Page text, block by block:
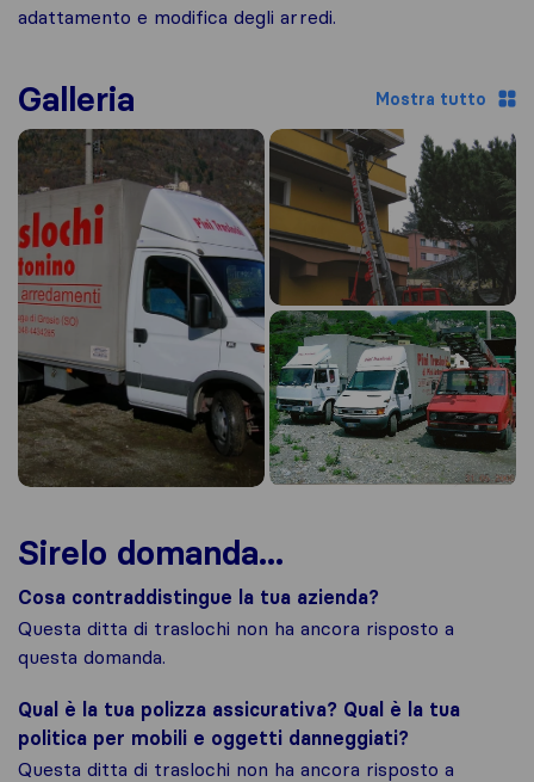
adattamento e modifica degli arredi.
Galleria Mostra tutto
Sirelo domanda...
Cosa contraddistingue la tua azienda?
Questa ditta di traslochi non ha ancora risposto a
questa domanda.
Qual è la tua polizza assicurativa? Qual è la tua
politica per mobili e oggetti danneggiati?
Questa ditta di traslochi non ha ancora risposto a